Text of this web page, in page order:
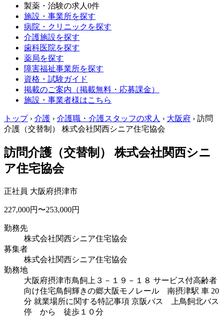
製薬・治験の求人 0件
施設・事業所を探す
病院・クリニックを探す
介護施設を探す
歯科医院を探す
薬局を探す
障害福祉事業所を探す
資格・試験ガイド
掲載のご案内（掲載無料・応募課金）
施設・事業者様はこちら
トップ › 介護 › 介護職・介護スタッフの求人 › 大阪府 › 訪問
介護（交替制） 株式会社関西シニア住宅協会
訪問介護（交替制） 株式会社関西シニ
ア住宅協会
正社員 大阪府摂津市
227,000円〜253,000円
勤務先
株式会社関西シニア住宅協会
募集者
株式会社関西シニア住宅協会
勤務地
大阪府摂津市鳥飼上３－１９－１８ サービス付高齢者
向け住宅鳥飼輝きの郷大阪モノレール 南摂津駅 車 20
分 就業場所に関する特記事項 京阪バス 上鳥飼北バス
停 から 徒歩１０分